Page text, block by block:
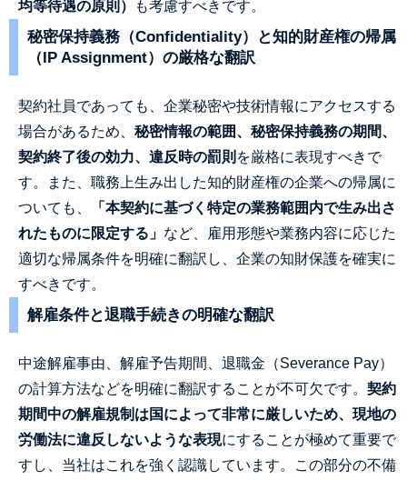
均等待遇の原則） も考慮すべきです。
秘密保持義務（Confidentiality）と知的財産権の帰属
（IP Assignment）の厳格な翻訳
契約社員であっても、企業秘密や技術情報にアクセスする
場合があるため、 秘密情報の範囲、秘密保持義務の期間、
契約終了後の効力、違反時の罰則 を厳格に表現すべきで
す。また、職務上生み出した知的財産権の企業への帰属に
ついても、
「本契約に基づく特定の業務範囲内で生み出さ
れたものに限定する」 など、雇用形態や業務内容に応じた
適切な帰属条件を明確に翻訳し、企業の知財保護を確実に
すべきです。
解雇条件と退職手続きの明確な翻訳
中途解雇事由、解雇予告期間、退職金（Severance Pay）
の計算方法などを明確に翻訳することが不可欠です。 契約
期間中の解雇規制は国によって非常に厳しいため、現地の
労働法に違反しないような表現にすることが極めて重要で
すし、当社はこれを強く認識しています。この部分の不備